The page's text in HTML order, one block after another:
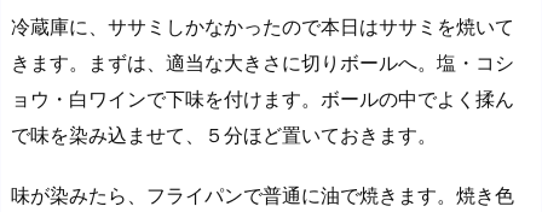
冷蔵庫に、ササミしかなかったので本日はササミを焼いて
きます。まずは、適当な大きさに切りボールへ。塩・コシ
ョウ・白ワインで下味を付けます。ボールの中でよく揉ん
で味を染み込ませて、５分ほど置いておきます。
味が染みたら、フライパンで普通に油で焼きます。焼き色